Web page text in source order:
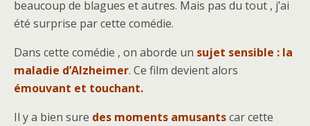
beaucoup de blagues et autres. Mais pas du tout , j’ai
été surprise par cette comédie.
Dans cette comédie , on aborde un sujet sensible : la
maladie d’Alzheimer. Ce film devient alors
émouvant et touchant.
Il y a bien sure des moments amusantscar cette